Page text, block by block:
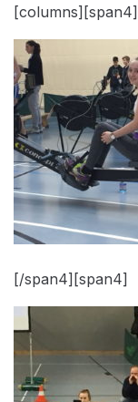
[columns][span4]
[/span4][span4]